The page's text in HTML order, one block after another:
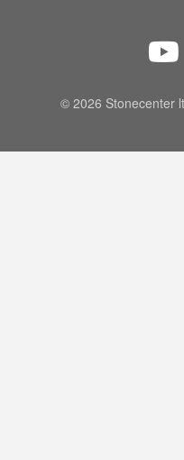
© 2026 Stonecenter